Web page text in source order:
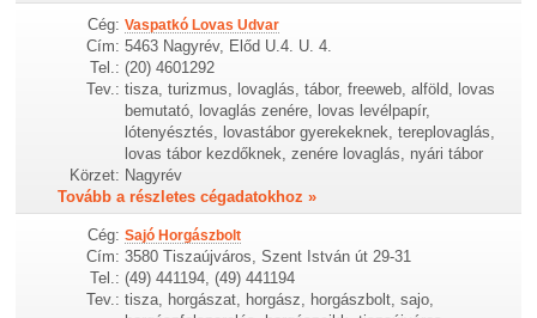
Cég: Vaspatkó Lovas Udvar
Cím: 5463 Nagyrév, Előd U.4. U. 4.
Tel.: (20) 4601292
Tev.: tisza, turizmus, lovaglás, tábor, freeweb, alföld, lovas
bemutató, lovaglás zenére, lovas levélpapír,
lótenyésztés, lovastábor gyerekeknek, tereplovaglás,
lovas tábor kezdőknek, zenére lovaglás, nyári tábor
Körzet: Nagyrév
Tovább a részletes cégadatokhoz »
Cég: Sajó Horgászbolt
Cím: 3580 Tiszaújváros, Szent István út 29-31
Tel.: (49) 441194, (49) 441194
Tev.: tisza, horgászat, horgász, horgászbolt, sajo,